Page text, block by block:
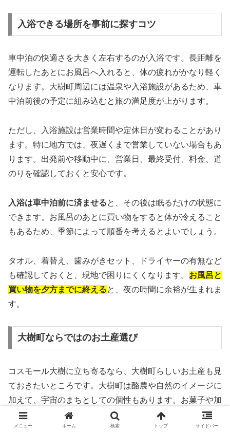
入浴できる場所を事前に探すコツ
車中泊の快適さを大きく左右するのが入浴です。長距離を
運転したあとにお風呂へ入れると、体の疲れがかなり軽く
なります。大樹町周辺には温泉や入浴施設があるため、車
中泊前後の予定に組み込むと旅の満足度が上がります。
ただし、入浴施設は営業時間や定休日が変わることがあり
ます。特に地方では、夜遅くまで営業していない場合もあ
ります。出発前や移動中に、営業日、最終受付、料金、道
のりを確認しておくと安心です。
入浴は車中泊前に済ませると、その後は眠るだけの状態に
できます。お風呂のあとに買い物をすると体が冷えること
もあるため、季節によって順番を考えるとよいでしょう。
タオル、着替え、歯みがきセット、ドライヤーの有無など
も確認しておくと、現地で困りにくくなります。 お風呂と
買い物を夕方までに終えると、夜の時間に余裕が生まれま
す。
大樹町ならではのお土産選び
コスモール大樹に立ち寄るなら、大樹町らしいお土産も見
ておきたいところです。大樹町は酪農や自然のイメージに
加えて、宇宙のまちとしての個性もあります。お菓子や加
工品、宇宙をテーマにした商品など、旅の話題になるもの
を探す楽しみがあります。
メニュー ホーム 検索 トップ サイドバー